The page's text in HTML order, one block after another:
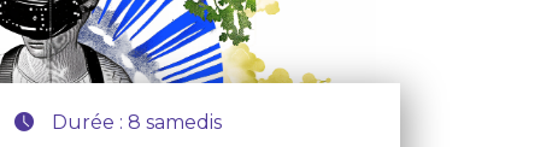
Durée : 8 samedis